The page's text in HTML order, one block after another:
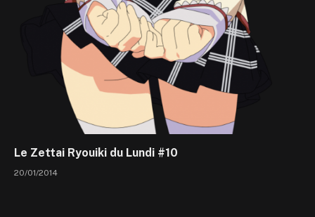
Le Zettai Ryouiki du Lundi #10
20/01/2014